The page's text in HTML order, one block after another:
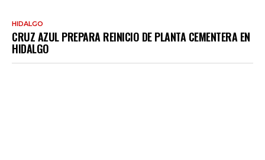
HIDALGO
CRUZ AZUL PREPARA REINICIO DE PLANTA CEMENTERA EN
HIDALGO